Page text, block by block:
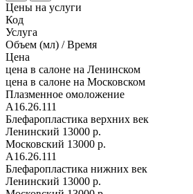
Цены на услуги
Код
Услуга
Объем (мл) / Время
Цена
цена в салоне на Ленинском
цена в салоне на Московском
Плазменное омоложение
A16.26.111
Блефаропластика верхних век
Ленинский 13000 р.
Московский 13000 р.
A16.26.111
Блефаропластика нижних век
Ленинский 13000 р.